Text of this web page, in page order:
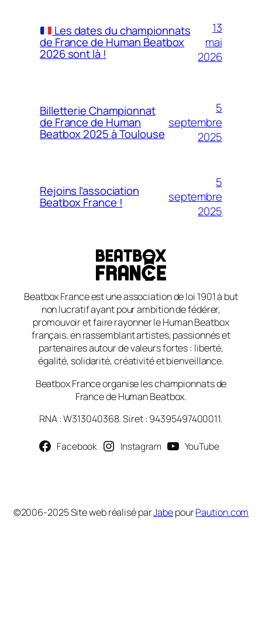
Les dates du championnats
de France de Human Beatbox
2026 sont là !
13
mai
2026
Billetterie Championnat
de France de Human
Beatbox 2025 à Toulouse
5
septembre
2025
Rejoins l’association
Beatbox France !
5
septembre
2025
Beatbox France est une association de loi 1901 à but
non lucratif ayant pour ambition de fédérer,
promouvoir et faire rayonner le Human Beatbox
français, en rassemblant artistes, passionnés et
partenaires autour de valeurs fortes : liberté,
égalité, solidarité, créativité et bienveillance.
Beatbox France organise les championnats de
France de Human Beatbox.
RNA : W313040368. Siret : 94395497400011.
Facebook Instagram YouTube
©2006-2025 Site web réalisé parJabepourPaution.com